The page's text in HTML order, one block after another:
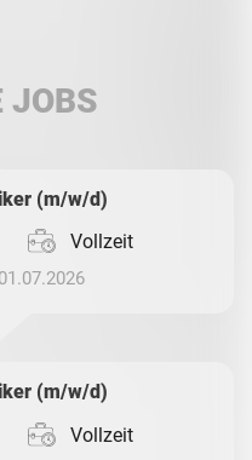
JOBS
(m/w/d)
Vollzeit
(m/w/d)
Vollzeit